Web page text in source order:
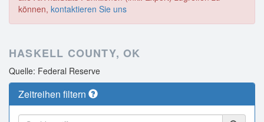
können, kontaktieren Sie uns
HASKELL COUNTY, OK
Quelle: Federal Reserve
Zeitreihen filtern